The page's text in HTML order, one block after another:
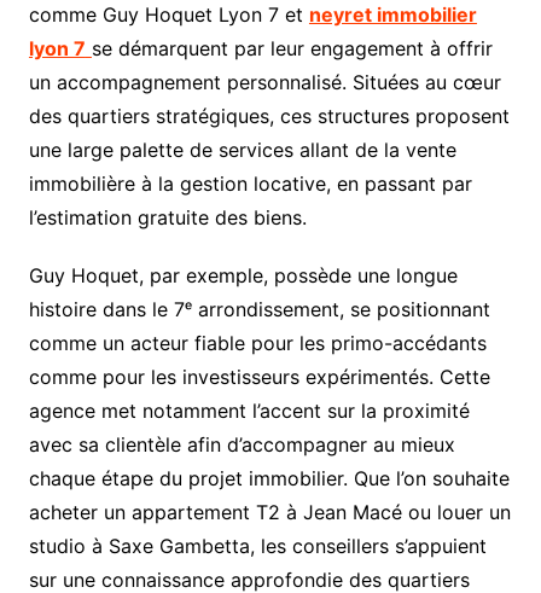
comme Guy Hoquet Lyon 7 et neyret immobilier
lyon 7 se démarquent par leur engagement à offrir
un accompagnement personnalisé. Situées au cœur
des quartiers stratégiques, ces structures proposent
une large palette de services allant de la vente
immobilière à la gestion locative, en passant par
l’estimation gratuite des biens.
Guy Hoquet, par exemple, possède une longue
histoire dans le 7ᵉ arrondissement, se positionnant
comme un acteur fiable pour les primo-accédants
comme pour les investisseurs expérimentés. Cette
agence met notamment l’accent sur la proximité
avec sa clientèle afin d’accompagner au mieux
chaque étape du projet immobilier. Que l’on souhaite
acheter un appartement T2 à Jean Macé ou louer un
studio à Saxe Gambetta, les conseillers s’appuient
sur une connaissance approfondie des quartiers